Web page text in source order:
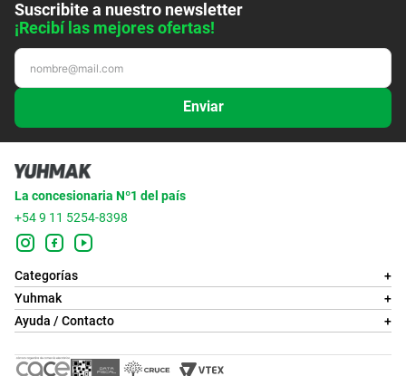
Suscribite a nuestro newsletter
¡Recibí las mejores ofertas!
Enviar
La concesionaria Nº1 del país
+54 9 11 5254-8398
Categorías
+
Yuhmak
+
Ayuda / Contacto
+